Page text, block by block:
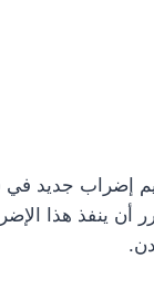
إضراب جديد